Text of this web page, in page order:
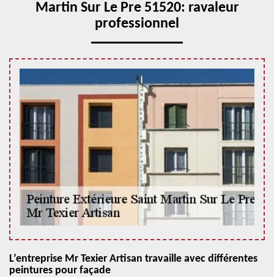
Martin Sur Le Pre 51520: ravaleur
professionnel
L’entreprise Mr Texier Artisan travaille avec différentes
peintures pour façade